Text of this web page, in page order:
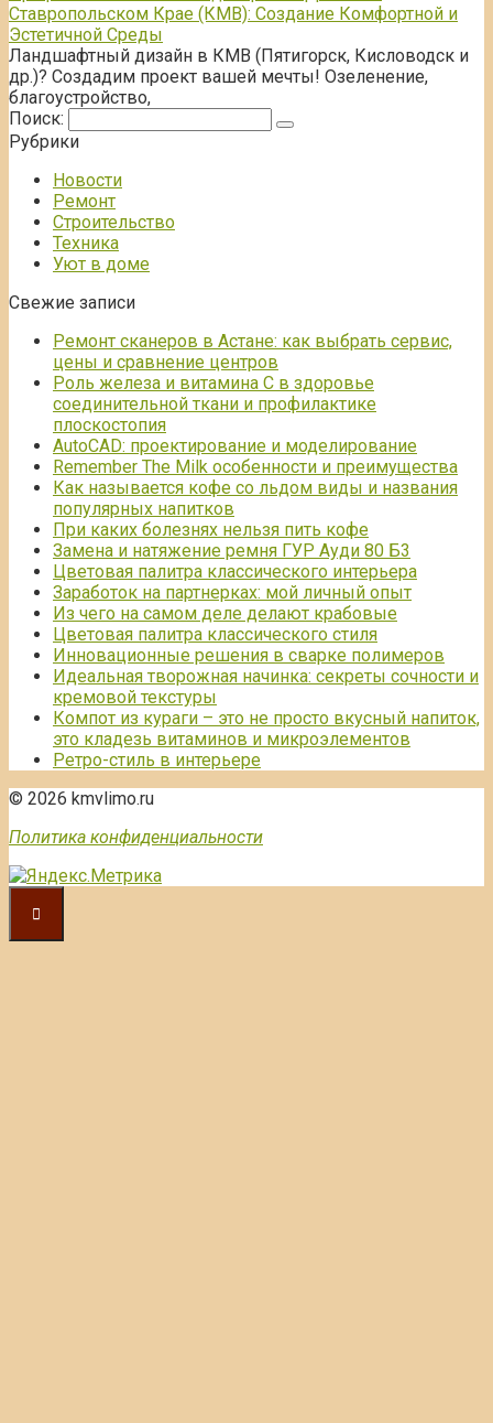
Ставропольском Крае (КМВ): Создание Комфортной и
Эстетичной Среды
Ландшафтный дизайн в КМВ (Пятигорск, Кисловодск и
др.)? Создадим проект вашей мечты! Озеленение,
благоустройство,
Поиск:
Рубрики
Новости
Ремонт
Строительство
Техника
Уют в доме
Свежие записи
Ремонт сканеров в Астане: как выбрать сервис,
цены и сравнение центров
Роль железа и витамина С в здоровье
соединительной ткани и профилактике
плоскостопия
AutoCAD: проектирование и моделирование
Remember The Milk особенности и преимущества
Как называется кофе со льдом виды и названия
популярных напитков
При каких болезнях нельзя пить кофе
Замена и натяжение ремня ГУР Ауди 80 Б3
Цветовая палитра классического интерьера
Заработок на партнерках: мой личный опыт
Из чего на самом деле делают крабовые
Цветовая палитра классического стиля
Инновационные решения в сварке полимеров
Идеальная творожная начинка: секреты сочности и
кремовой текстуры
Компот из кураги – это не просто вкусный напиток,
это кладезь витаминов и микроэлементов
Ретро-стиль в интерьере
© 2026 kmvlimo.ru
Политика конфиденциальности